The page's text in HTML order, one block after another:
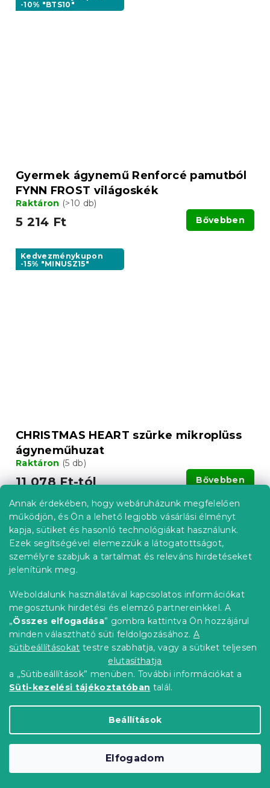
Annak érdekében, hogy webáruházunk megfelelően
működjön, és Ön a lehető legjobb vásárlási élményt
kapja, sütiket és hasonló technológiákat használunk.
Ezek segítségével elemezzük a látogatottságot,
személyre szabjuk a tartalmat és releváns hirdetéseket
jelenítünk meg.
Weboldalunk használatával kapcsolatos információkat
megosztunk hirdetési és elemző partnereinkkel. A
„Összes elfogadása” gombra kattintva Ön hozzájárul
minden választható süti feldolgozásához. A
sütibeállításokat testre szabhatja, vagy a sütiket teljesen
elutasíthatja
a „Sütibeállítások” menüben. További információkat a
Süti-kezelési tájékoztatóban talál.
Beállítások
Elfogadom
-10% "BTS10"
Gyermek ágynemű Renforcé pamutból
FYNN FROST világoskék
Raktáron (>10 db)
5 214 Ft Bővebben
Kedvezménykupon
-15% "MINUSZ15"
CHRISTMAS HEART szürke mikroplüss
ágyneműhuzat
Raktáron (5 db)
11 078 Ft-tól Bővebben
Kedvezménykupon
-15% "MINUSZ15"
CHRISTMAS MOOSE fehér pamut
ágyneműhuzat
6 324 Ft-tól
Kedvezménykupon